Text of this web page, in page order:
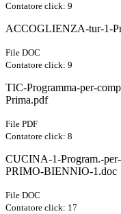
Contatore click: 9
ACCOGLIENZA-tur-1-
File DOC
Contatore click: 9
TIC-Programma-per-
Prima.pdf
File PDF
Contatore click: 8
CUCINA-1-Program.-
PRIMO-BIENNIO-1.doc
File DOC
Contatore click: 17